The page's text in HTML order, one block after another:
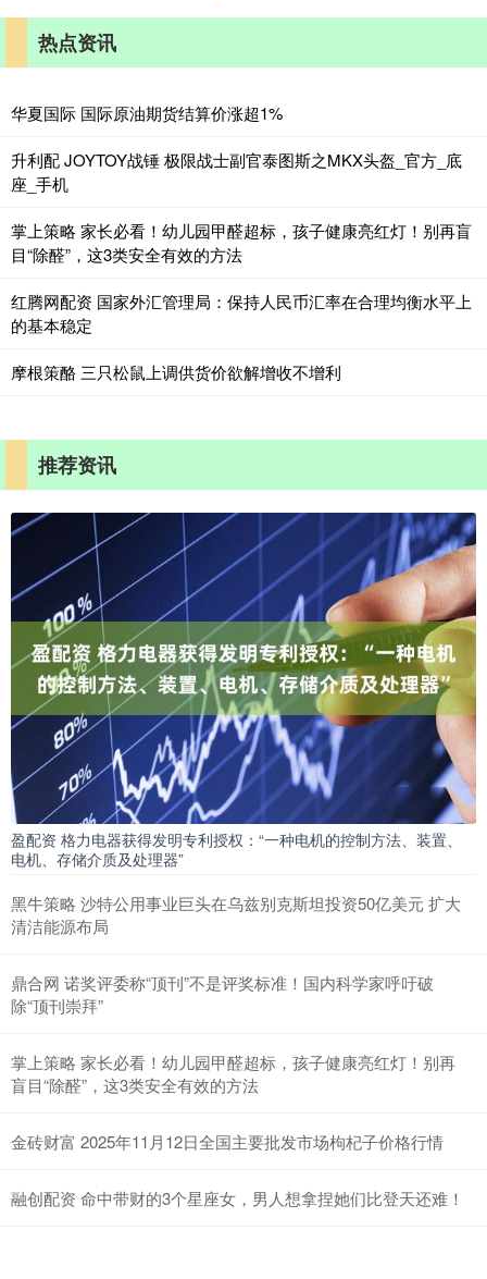
热点资讯
华夏国际 国际原油期货结算价涨超1%
升利配 JOYTOY战锤 极限战士副官泰图斯之MKX头盔_官方_底
座_手机
掌上策略 家长必看！幼儿园甲醛超标，孩子健康亮红灯！别再盲
目“除醛”，这3类安全有效的方法
红腾网配资 国家外汇管理局：保持人民币汇率在合理均衡水平上
的基本稳定
摩根策酪 三只松鼠上调供货价欲解增收不增利
推荐资讯
盈配资 格力电器获得发明专利授权：“一种电机的控制方法、装置、
电机、存储介质及处理器”
黑牛策略 沙特公用事业巨头在乌兹别克斯坦投资50亿美元 扩大
清洁能源布局
鼎合网 诺奖评委称“顶刊”不是评奖标准！国内科学家呼吁破
除“顶刊崇拜”
掌上策略 家长必看！幼儿园甲醛超标，孩子健康亮红灯！别再
盲目“除醛”，这3类安全有效的方法
金砖财富 2025年11月12日全国主要批发市场枸杞子价格行情
融创配资 命中带财的3个星座女，男人想拿捏她们比登天还难！